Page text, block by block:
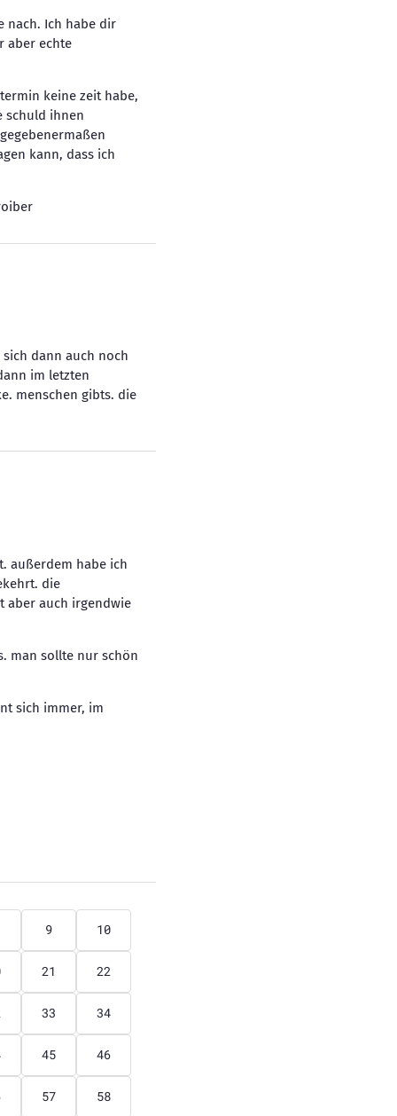
nach. Ich habe dir
aber echte
keine zeit habe,
schuld ihnen
kann, dass ich
dann auch noch
im letzten
menschen gibts. die
außerdem habe ich
die
aber auch irgendwie
man sollte nur schön
sich immer, im
9 10
21 22
33 34
45 46
57 58